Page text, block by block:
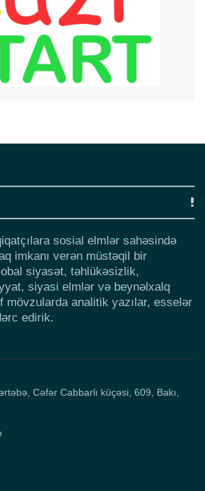
sosial elmlər sahəsində
imkanı verən müstəqil bir
siyasət, təhlükəsizlik,
siyasi elmlər və beynəlxalq
mövzularda analitik yazılar, esselər
edirik.
Cəfər Cabbarlı küçəsi, 609, Bakı,